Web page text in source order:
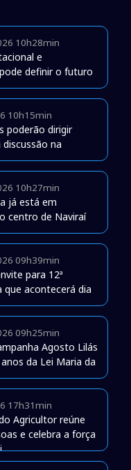
10h28min
e
definir o futuro
10h15min
poderão dirigir
na
10h27min
já está em
centro de Naviraí
09h39min
para 12ª
que acontecerá dia
09h25min
Agosto Lilás
da Lei Maria da
17h31min
Agricultor reúne
e celebra a força